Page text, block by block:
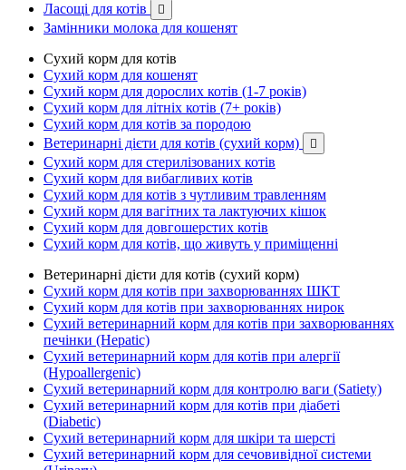
Ласощі для котів 
Замінники молока для кошенят
Сухий корм для котів
Сухий корм для кошенят
Сухий корм для дорослих котів (1-7 років)
Сухий корм для літніх котів (7+ років)
Сухий корм для котів за породою
Ветеринарні дієти для котів (сухий корм)

Сухий корм для стерилізованих котів
Сухий корм для вибагливих котів
Сухий корм для котів з чутливим травленням
Сухий корм для вагітних та лактуючих кішок
Сухий корм для довгошерстих котів
Сухий корм для котів, що живуть у приміщенні
Ветеринарні дієти для котів (сухий корм)
Сухий корм для котів при захворюваннях ШКТ
Сухий корм для котів при захворюваннях нирок
Сухий ветеринарний корм для котів при захворюваннях
печінки (Hepatic)
Сухий ветеринарний корм для котів при алергії
(Hypoallergenic)
Сухий ветеринарний корм для контролю ваги (Satiety)
Сухий ветеринарний корм для котів при діабеті
(Diabetic)
Сухий ветеринарний корм для шкіри та шерсті
Сухий ветеринарний корм для сечовивідної системи